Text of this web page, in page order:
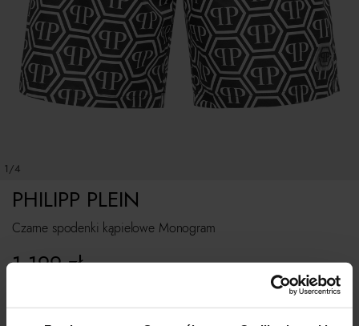
1/4
Czarne spodenki kąpielowe Monogram
PHILIPP PLEIN
1 199zł
Rozmiarówka standardowa.